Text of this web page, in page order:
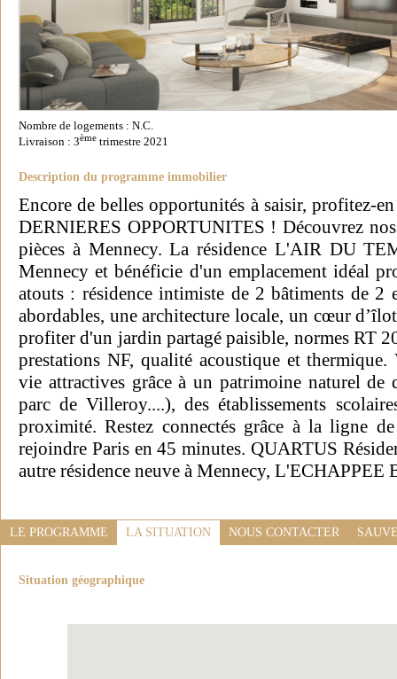
Nombre de logements : N.C.
Livraison : 3ème trimestre 2021
Description du programme immobilier
Encore de belles opportunités à saisir, profitez-
DERNIERES OPPORTUNITES ! Découvrez
pièces à Mennecy. La résidence L'AIR DU
Mennecy et bénéficie d'un emplacement idéal
atouts : résidence intimiste de 2 bâtiments de 2
abordables, une architecture locale, un cœur
profiter d'un jardin partagé paisible, normes RT
prestations NF, qualité acoustique et
vie attractives grâce à un patrimoine naturel de
parc de Villeroy....), des établissements
proximité. Restez connectés grâce à la ligne
rejoindre Paris en 45 minutes. QUARTUS
autre résidence neuve à Mennecy, L'ECHAPPEE
LE PROGRAMME LA SITUATION NOUS CONTACTER
Situation géographique